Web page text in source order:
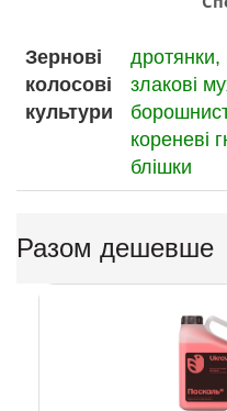
Зернові
колосові
культури
дротянки,
злакові
кореневі
блішки
Разом дешевше